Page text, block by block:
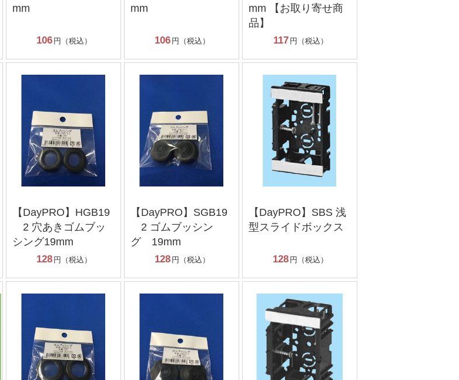
mm
106 円（税込）
mm
106 円（税込）
mm 【お取り寄せ商
品】
117 円（税込）
【DayPRO】HGB19
2 穴あきゴムブッ
シング19mm
128 円（税込）
【DayPRO】SGB19
2 ゴムブッシン
グ 19mm
128 円（税込）
【DayPRO】SBS 浅
型スライドボックス
128 円（税込）